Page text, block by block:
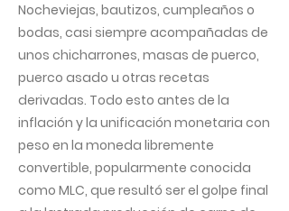
Nocheviejas, bautizos, cumpleaños o
bodas, casi siempre acompañadas de
unos chicharrones, masas de puerco,
puerco asado u otras recetas
derivadas. Todo esto antes de la
inflación y la unificación monetaria con
peso en la moneda libremente
convertible, popularmente conocida
como MLC, que resultó ser el golpe final